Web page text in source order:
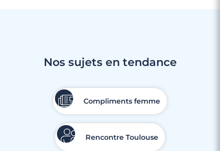
Nos sujets en tendance
Compliments femme
Rencontre Toulouse